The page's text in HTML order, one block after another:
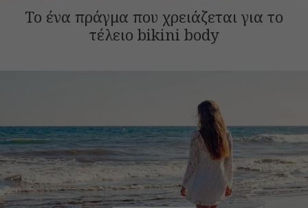
Το ένα πράγμα που χρειάζεται για το
τέλειο bikini body